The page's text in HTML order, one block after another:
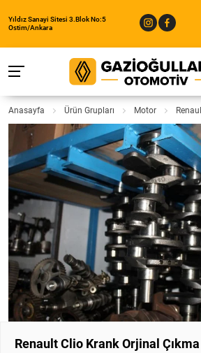
Yıldız Sanayi Sitesi 3.Blok No:5
Ostim/Ankara
Anasayfa Ürün Grupları Motor
Renault Clio Krank Orjinal Çıkma